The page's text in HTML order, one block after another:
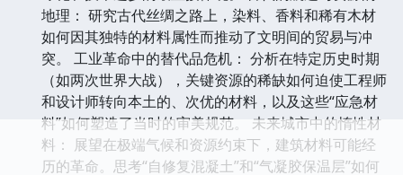
地理： 研究古代丝绸之路上，染料、香料和稀有木材
如何因其独特的材料属性而推动了文明间的贸易与冲
突。 工业革命中的替代品危机： 分析在特定历史时期
（如两次世界大战），关键资源的稀缺如何迫使工程师
和设计师转向本土的、次优的材料，以及这些“应急材
料”如何塑造了当时的审美规范。 未来城市中的惰性材
料： 展望在极端气候和资源约束下，建筑材料可能经
历的革命。思考“自修复混凝土”和“气凝胶保温层”如何